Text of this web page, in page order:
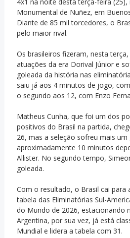
Monumental de Nuñez, em
Diante de 85 mil torcedores, o
pelo maior rival.
Os brasileiros fizeram, nesta
atuações da era Dorival Júnior e
goleada da história nas
saiu já aos 4 minutos de jogo,
o segundo aos 12, com Enzo
Matheus Cunha, que foi um dos
positivos do Brasil na partida,
26, mas a seleção sofreu mais um
aproximadamente 10 minutos
Allister. No segundo tempo,
goleada.
Com o resultado, o Brasil cai para
tabela das Eliminatórias Sul-
do Mundo de 2026, estacionando
Argentina, por sua vez, já está
Mundial e lidera a tabela com 31.